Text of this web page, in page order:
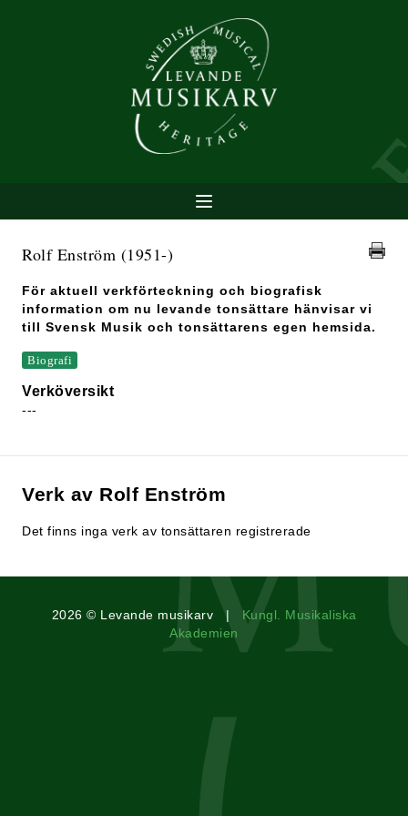
Rolf Enström (1951-)
För aktuell verkförteckning och biografisk
information om nu levande tonsättare hänvisar vi
till Svensk Musik och tonsättarens egen hemsida.
Biografi
Verköversikt
---
Verk av Rolf Enström
Det finns inga verk av tonsättaren registrerade
2026 © Levande musikarv | Kungl. Musikaliska
Akademien